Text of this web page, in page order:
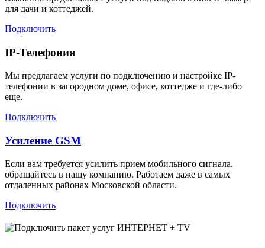
для дачи и коттеджей.
Подключить
IP-Телефония
Мы предлагаем услуги по подключению и настройке IP-
телефонии в загородном доме, офисе, коттедже и где-либо
еще.
Подключить
Усиление GSM
Если вам требуется усилить прием мобильного сигнала,
обращайтесь в нашу компанию. Работаем даже в самых
отдаленных районах Московской области.
Подключить